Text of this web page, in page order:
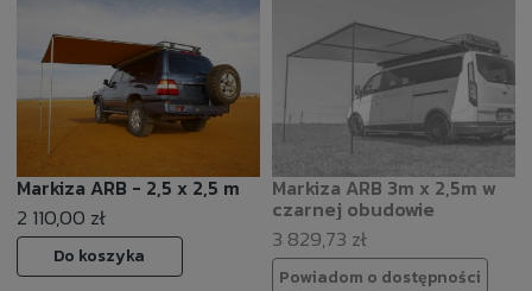
Markiza ARB - 2,5 x 2,5 m
2 110,00 zł
Do koszyka
Markiza ARB 3m x 2,5m w
czarnej obudowie
3 829,73 zł
Powiadom o dostępności